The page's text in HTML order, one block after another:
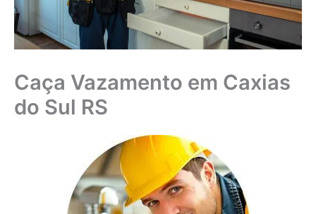
Caça Vazamento em Caxias
do Sul RS